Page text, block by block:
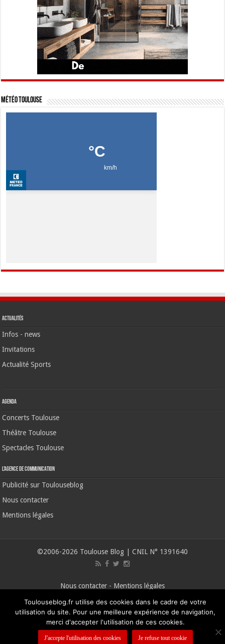
Météo Toulouse
Actualités
Infos - news
Invitations
Actualité Sports
Agenda
Concerts Toulouse
Théâtre Toulouse
Spectacles Toulouse
L’agence de communication
Publicité sur Toulouseblog
Nous contacter
Mentions légales
©2006-2026 Toulouse Blog | CNIL N° 1391640
Nous contacter - Mentions légales
Toulouseblog.fr utilise des cookies dans le cadre de votre
utilisation du site. Pour une meilleure expérience de navigation,
merci d'accepter l'utilisation de ces cookies.
J'accepte l'utilisation des cookies Je refuse tout cookie